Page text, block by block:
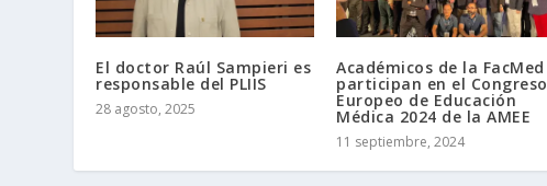
El doctor Raúl Sampieri es
responsable del PLIIS
28 agosto, 2025
Académicos de la FacMed
participan en el Congreso
Europeo de Educación
Médica 2024 de la AMEE
11 septiembre, 2024